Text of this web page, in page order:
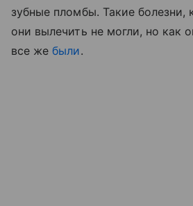
зубные пломбы. Такие болезни,
они вылечить не могли, но как
все жебыли.